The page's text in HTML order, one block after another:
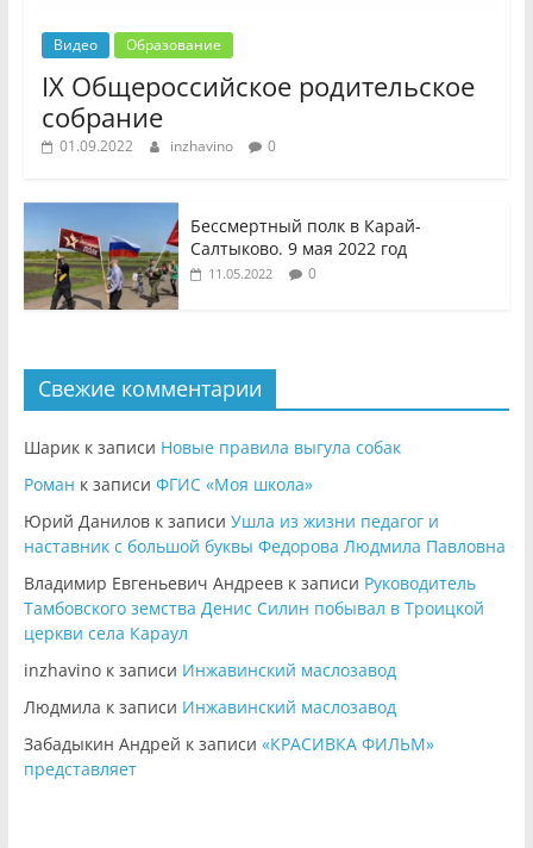
Видео Образование
IX Общероссийское родительское
собрание
01.09.2022 inzhavino 0
Бессмертный полк в Карай-
Салтыково. 9 мая 2022 год
11.05.2022 0
Свежие комментарии
Шарикк записи Новые правила выгула собак
Роман к записи ФГИС «Моя школа»
Юрий Даниловк записи Ушла из жизни педагог и
наставник с большой буквы Федорова Людмила Павловна
Владимир Евгеньевич Андреевк записи Руководитель
Тамбовского земства Денис Силин побывал в Троицкой
церкви села Караул
inzhavinoк записи Инжавинский маслозавод
Людмила к записи Инжавинский маслозавод
Забадыкин Андрей к записи «КРАСИВКА ФИЛЬМ»
представляет